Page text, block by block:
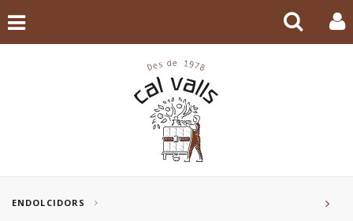
ENDOLCIDORS